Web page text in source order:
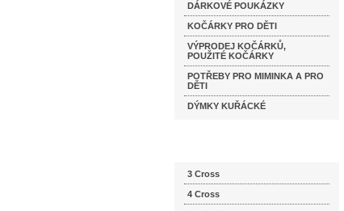
DÁRKOVÉ POUKÁZKY
KOČÁRKY PRO DĚTI
VÝPRODEJ KOČÁRKŮ,
POUŽITÉ KOČÁRKY
POTŘEBY PRO MIMINKA A PRO
DĚTI
DÝMKY KUŘÁCKÉ
3 Cross
4 Cross